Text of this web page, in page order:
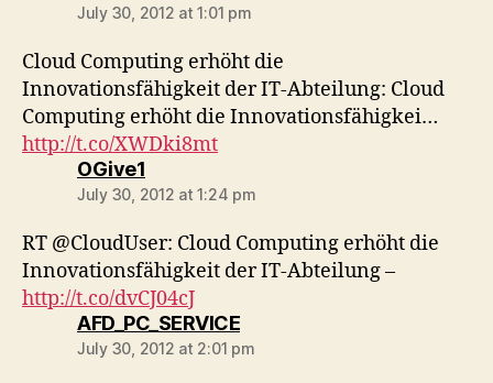
July 30, 2012 at 1:01 pm
Cloud Computing erhöht die
Innovationsfähigkeit der IT-Abteilung: Cloud
Computing erhöht die Innovationsfähigkei…
http://t.co/XWDki8mt
OGive1
July 30, 2012 at 1:24 pm
RT @CloudUser: Cloud Computing erhöht die
Innovationsfähigkeit der IT-Abteilung –
http://t.co/dvCJ04cJ
AFD_PC_SERVICEsays:
July 30, 2012 at 2:01 pm